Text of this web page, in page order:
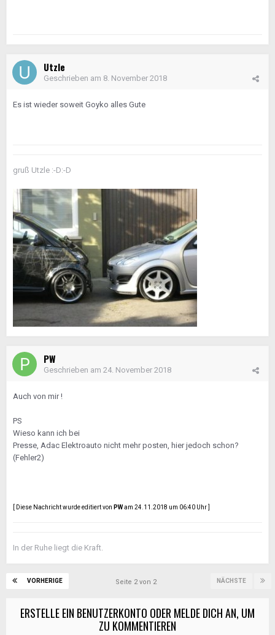
Utzle
Geschrieben am 8. November 2018
Es ist wieder soweit Goyko alles Gute
gruß Utzle :-D:-D
PW
Geschrieben am 24. November 2018
Auch von mir !
PS
Wieso kann ich bei
Presse, Adac Elektroauto nicht mehr posten, hier jedoch schon?
(Fehler2)
[ Diese Nachricht wurde editiert von PWam 24.11.2018 um 06:40 Uhr ]
In der Ruhe liegt die Kraft.
VORHERIGE NÄCHSTE
Seite 2 von 2
ERSTELLE EIN BENUTZERKONTO ODER MELDE DICH AN, UM
ZU KOMMENTIEREN